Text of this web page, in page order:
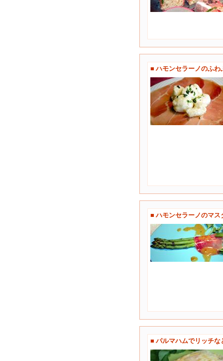
■ ハモンセラーノのふわ
■ ハモンセラーノのマ
■ パルマハムでリッチ